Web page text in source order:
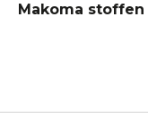
Makoma